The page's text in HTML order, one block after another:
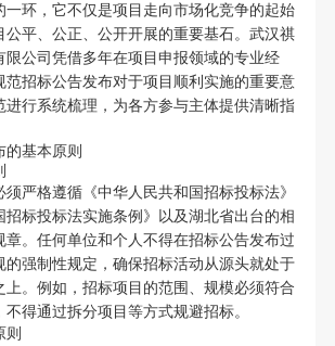
一环，它不仅是项目走向市场化竞争的起始
公平、公正、公开开展的重要基石。武汉祺
限公司凭借多年在项目申报领域的专业经
范招标公告发布对于项目顺利实施的重要意
进行系统梳理，为各方参与主体提供清晰指
的基本原则
严格遵循《中华人民共和国招标投标法》
招标投标法实施条例》以及湖北省出台的相
章。任何单位和个人不得在招标公告发布过
的强制性规定，确保招标活动从源头就处于
上。例如，招标项目的范围、规模必须符合
得通过拆分项目等方式规避招标。
则